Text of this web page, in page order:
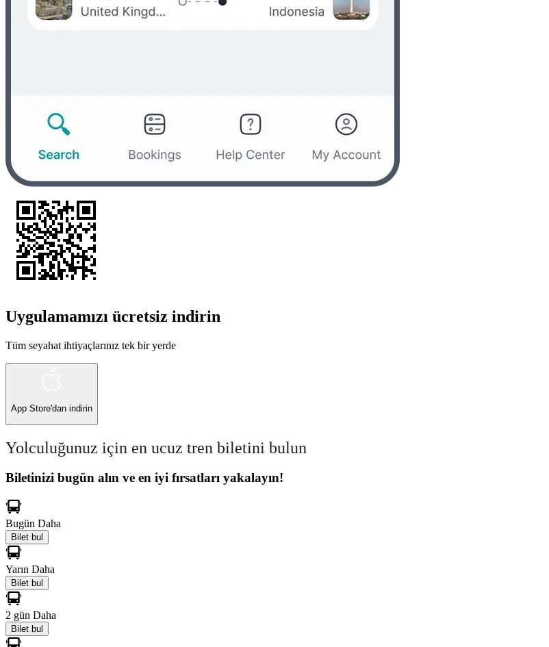
Uygulamamızı ücretsiz indirin
Tüm seyahat ihtiyaçlarınız tek bir yerde
App Store'dan indirin
Yolculuğunuz için en ucuz tren biletini bulun
Biletinizi bugün alın ve en iyi fırsatları yakalayın!
Bugün Daha
Bilet bul
Yarın Daha
Bilet bul
2 gün Daha
Bilet bul